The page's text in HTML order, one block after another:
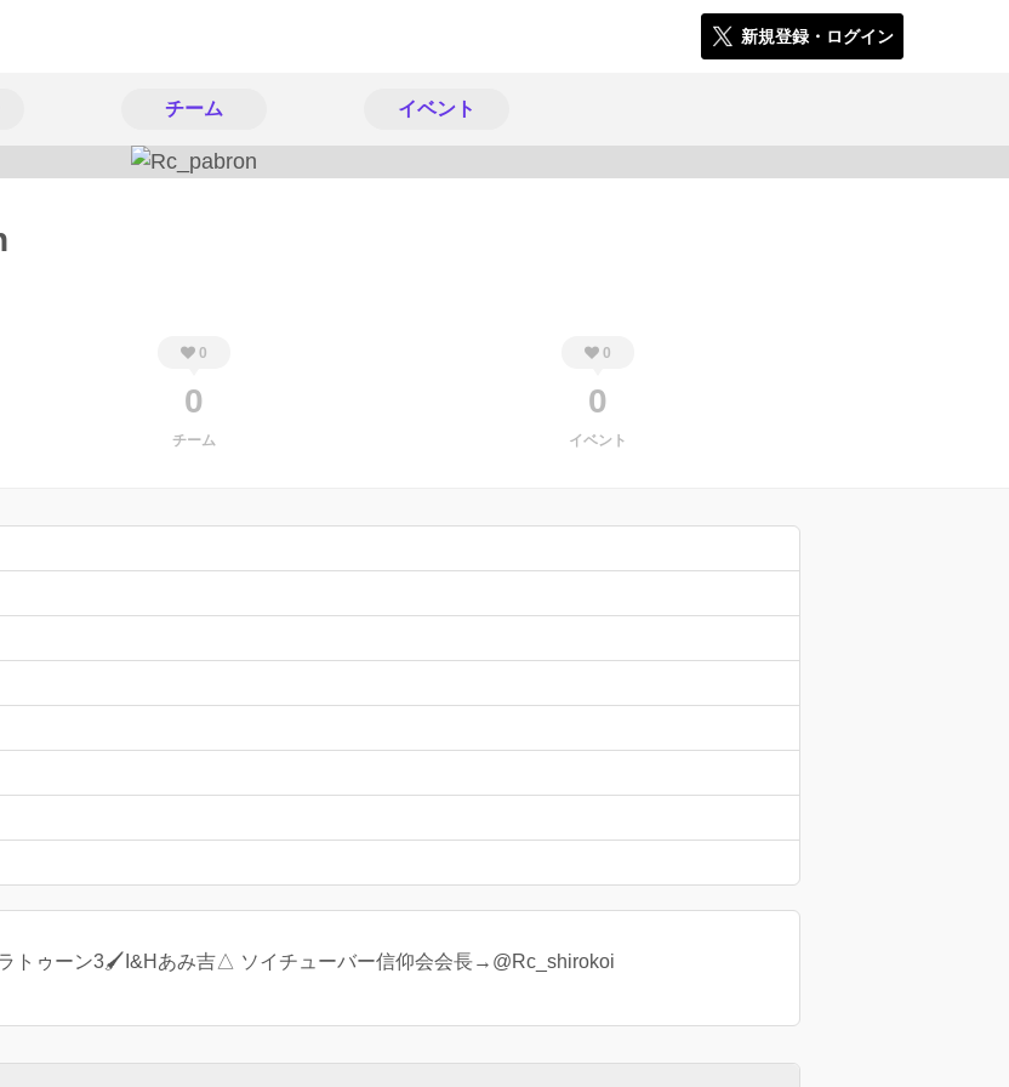
新規登録・ログイン
チーム イベント
0
0
チーム
0
0
イベント
トゥーン3🖌I&Hあみ吉△ ソイチューバー信仰会会長→@Rc_shirokoi